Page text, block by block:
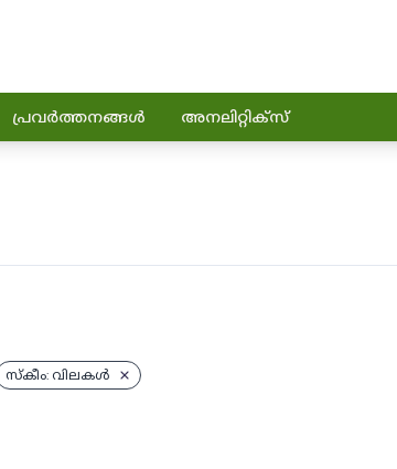
പ്രവർത്തനങ്ങൾ അനലിറ്റിക്സ്
സ്കീം: വിലകൾ